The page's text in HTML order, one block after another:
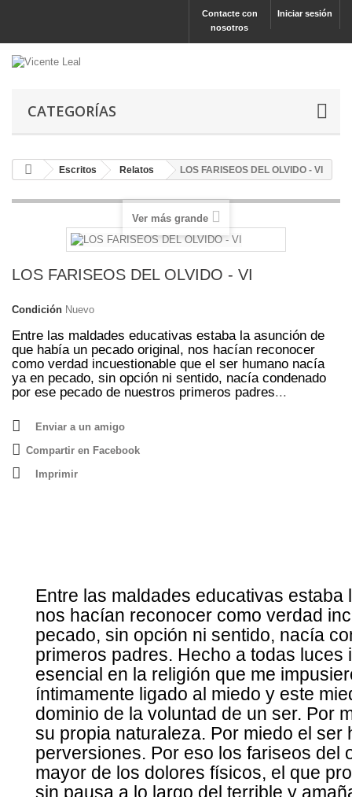
Iniciar sesión
Contacte con
nosotros
CATEGORÍAS
Escritos Relatos LOS FARISEOS DEL OLVIDO - VI
Ver más grande
LOS FARISEOS DEL OLVIDO - VI
Condición Nuevo
Entre las maldades educativas estaba la asunción de
que había un pecado original, nos hacían reconocer
como verdad incuestionable que el ser humano nacía
ya en pecado, sin opción ni sentido, nacía condenado
por ese pecado de nuestros primeros padres...
Enviar a un amigo
Compartir en Facebook
Imprimir
Entre las maldades educativas
nos hacían reconocer como verdad
pecado, sin opción ni sentido, nacía
primeros padres. Hecho a todas
esencial en la religión que me
íntimamente ligado al miedo y este
dominio de la voluntad de un ser. Por
su propia naturaleza. Por miedo el
perversiones. Por eso los fariseos del
mayor de los dolores físicos, el que
sin pausa a lo largo del terrible y